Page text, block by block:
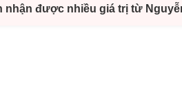
nhận được nhiều giá trị từ